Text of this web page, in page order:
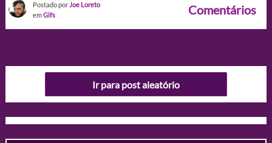
Postado por Joe Loreto
emGifs Comentários
Ir para post aleatório